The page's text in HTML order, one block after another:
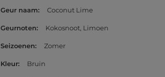
Geur naam Coconut Lime
Geurnoten Kokosnoot Limoen
Seizoenen Zomer
Kleur Bruin